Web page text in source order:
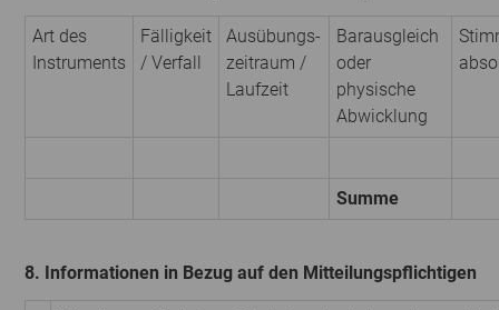
Art des
Instruments
Fälligkeit
/ Verfall
Ausübungs­
zeitraum /
Laufzeit
Barausgleich
oder
physische
Abwicklung
Summe
8. Informationen in Bezug auf den Mitteilungspflichtigen